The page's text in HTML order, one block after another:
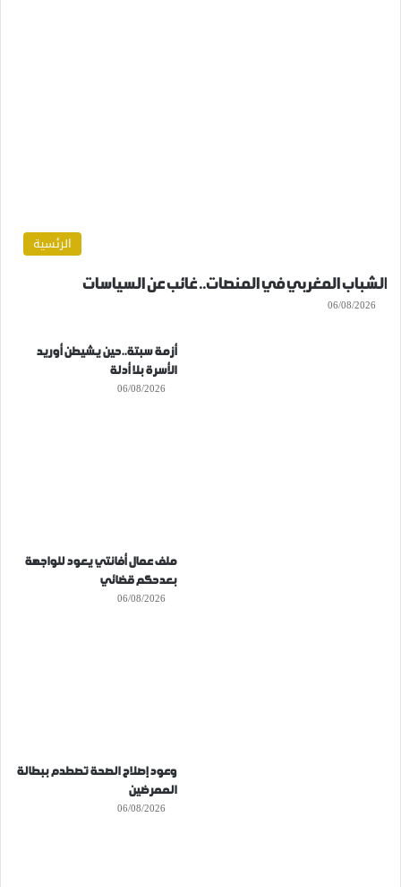
الرئسية
الشباب المغربي في المنصات.. غائب عن السياسات
06/08/2026
أزمة سبتة..حين يشيطن أوريد
الأسرة بلا أدلة
06/08/2026
ملف عمال أفانتي يعود للواجهة
بعدحكم قضائي
06/08/2026
وعود إصلاح الصحة تصطدم ببطالة
الممرضين
06/08/2026